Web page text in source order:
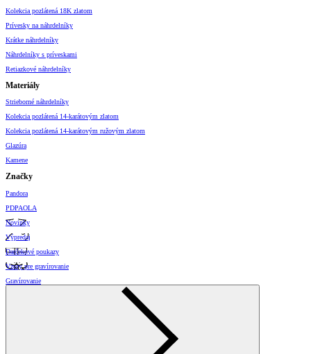
Kolekcia pozlátená 18K zlatom
Prívesky na náhrdelníky
Krátke náhrdelníky
Náhrdelníky s príveskami
Retiazkové náhrdelníky
Materiály
Strieborné náhrdelníky
Kolekcia pozlátená 14-karátovým zlatom
Kolekcia pozlátená 14-karátovým ružovým zlatom
Glazúra
Kamene
Značky
Pandora
PDPAOLA
Novinky
Výpredaj
Darčekové poukazy
Vzory pre gravírovanie
Gravírovanie